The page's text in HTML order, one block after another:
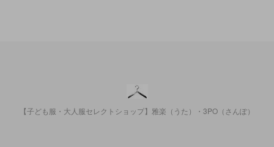
【子ども服・大人服セレクトショップ】雅楽（うた）・3PO（さんぽ）